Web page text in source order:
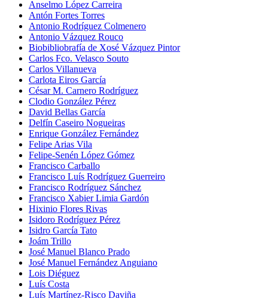
Anselmo López Carreira
Antón Fortes Torres
Antonio Rodríguez Colmenero
Antonio Vázquez Rouco
Biobibliobrafía de Xosé Vázquez Pintor
Carlos Fco. Velasco Souto
Carlos Villanueva
Carlota Eiros García
César M. Carnero Rodríguez
Clodio González Pérez
David Bellas García
Delfín Caseiro Nogueiras
Enrique González Fernández
Felipe Arias Vila
Felipe-Senén López Gómez
Francisco Carballo
Francisco Luís Rodríguez Guerreiro
Francisco Rodríguez Sánchez
Francisco Xabier Limia Gardón
Hixinio Flores Rivas
Isidoro Rodríguez Pérez
Isidro García Tato
Joám Trillo
José Manuel Blanco Prado
José Manuel Fernández Anguiano
Lois Diéguez
Luís Costa
Luís Martínez-Risco Daviña